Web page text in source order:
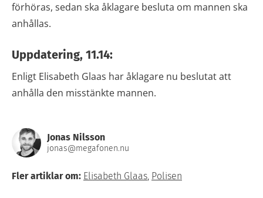
förhöras, sedan ska åklagare besluta om mannen ska
anhållas.
Uppdatering, 11.14:
Enligt Elisabeth Glaas har åklagare nu beslutat att
anhålla den misstänkte mannen.
Jonas Nilsson
jonas@megafonen.nu
Fler artiklar om: Elisabeth Glaas, Polisen